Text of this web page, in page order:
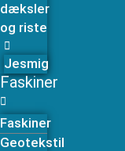
dæksler
og riste
Jesmig
Faskiner
Faskiner
Geotekstil